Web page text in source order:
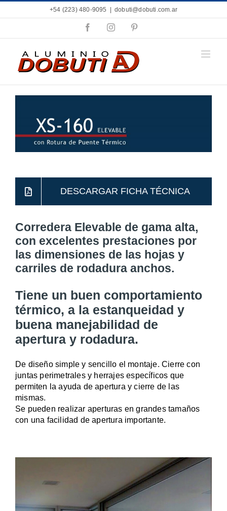
al
+54 (223) 480-9095 dobuti@dobuti.com.ar
FacebookInstagram
DESCARGAR FICHA TÉCNICA
Corredera Elevable de gama alta,
con excelentes prestaciones por
las dimensiones de las hojas y
carriles de rodadura anchos.
Tiene un buen comportamiento
térmico, a la estanqueidad y
buena manejabilidad de
apertura y rodadura.
De diseño simple y sencillo el montaje. Cierre con
juntas perimetrales y herrajes específicos que
permiten la ayuda de apertura y cierre de las
mismas.
Se pueden realizar aperturas en grandes tamaños
con una facilidad de apertura importante.